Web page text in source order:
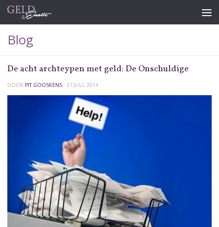
Doorgaan naar inhoud
Blog
De acht archteypen met geld: De Onschuldige
DOOR PIT GOOSKENS · 27 JULI, 2014